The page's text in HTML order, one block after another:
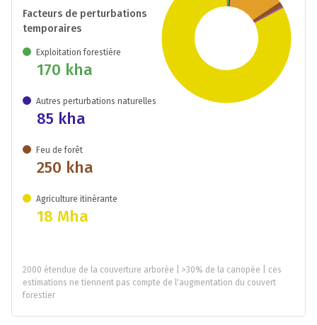
Facteurs de perturbations
temporaires
Exploitation forestière
170 kha
Autres perturbations naturelles
85 kha
Feu de forêt
250 kha
Agriculture itinérante
18 Mha
2000 étendue de la couverture arborée | >30% de la canopée | ces
estimations ne tiennent pas compte de l'augmentation du couvert
forestier